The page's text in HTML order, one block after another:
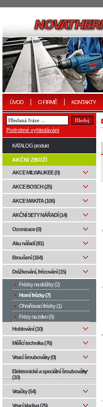
ÚVOD O FIRMĚ KONTAKTY
Podrobné vyhledávání
KATALOG produkt
AKČNÍ ZBOŽÍ
AKCE MILWAUKEE (0)
AKCE BOSCH (25)
AKCE MAKITA (106)
AKČNÍ SETY NÁŘADÍ (14)
Ozonizace (0)
Aku nářadí (81)
Broušení (164)
Drážkování, frézování (15)
Frézky na drážky (2)
Horní frézky (7)
Ohraňovací frézky (1)
Frézy na zdivo (5)
Hoblování (10)
Měřící technika (76)
Vrtací šroubováky (0)
Elektronické a speciální šroubováky
(10)
Vrtačky (54)
Vrtací kladiva (25)